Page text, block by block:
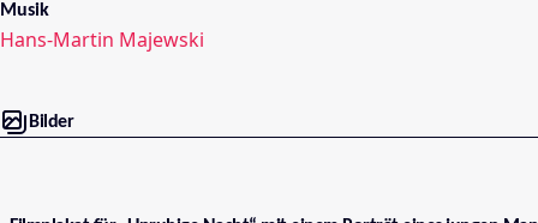
Musik
Hans-Martin Majewski
Bilder